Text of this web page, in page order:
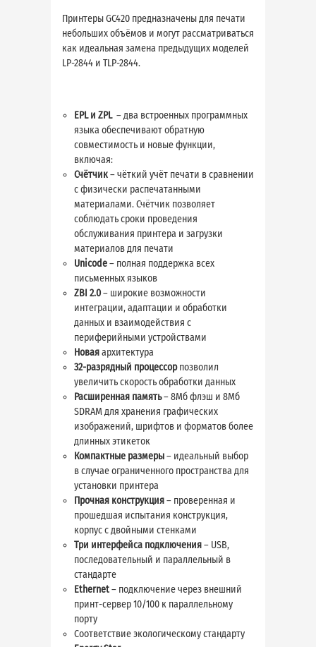
Принтеры GC420 предназначены для печати
небольших объёмов и могут рассматриваться
как идеальная замена предыдущих моделей
LP-2844 и TLP-2844.
EPL и ZPL– два встроенных программных
языка обеспечивают обратную
совместимость и новые функции,
включая:
Счётчик– чёткий учёт печати в сравнении
с физически распечатанными
материалами. Счётчик позволяет
соблюдать сроки проведения
обслуживания принтера и загрузки
материалов для печати
Unicode– полная поддержка всех
письменных языков
ZBI 2.0– широкие возможности
интеграции, адаптации и обработки
данных и взаимодействия с
периферийными устройствами
Новаяархитектура
32-разрядный процессорпозволил
увеличить скорость обработки данных
Расширенная память– 8Мб флэш и 8Мб
SDRAM для хранения графических
изображений, шрифтов и форматов более
длинных этикеток
Компактные размеры– идеальный выбор
в случае ограниченного пространства для
установки принтера
Прочная конструкция– проверенная и
прошедшая испытания конструкция,
корпус с двойными стенками
Три интерфейса подключения– USB,
последовательный и параллельный в
стандарте
Ethernet– подключение через внешний
принт-сервер 10/100 к параллельному
порту
Соответствие экологическому стандарту